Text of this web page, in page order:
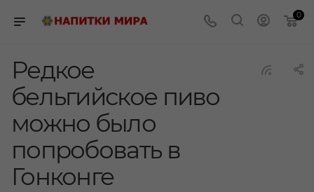
0
Редкое
бельгийское пиво
можно было
попробовать в
Гонконге